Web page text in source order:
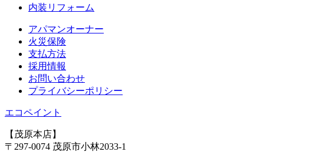
内装リフォーム
アパマンオーナー
⽕災保険
⽀払⽅法
採⽤情報
お問い合わせ
プライバシーポリシー
エコペイント
【茂原本店】
〒297-0074 茂原市小林2033-1